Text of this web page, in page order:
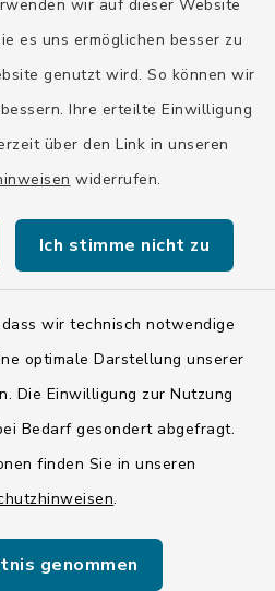
wir auf dieser Website
es uns ermöglichen besser zu
genutzt wird. So können wir
Ihre erteilte Einwilligung
über den Link in unseren
widerrufen.
Ich stimme nicht zu
wir technisch notwendige
optimale Darstellung unserer
Die Einwilligung zur Nutzung
Bedarf gesondert abgefragt.
finden Sie in unseren
.
genommen